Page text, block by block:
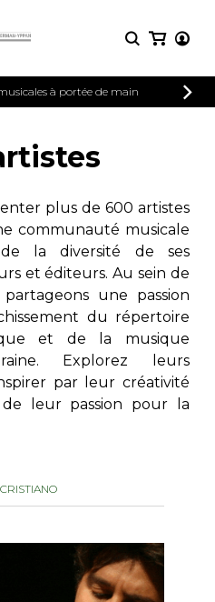
à portée de main
et en
2 guitares
3 guitares
4 guitares
5 guitares et plus
Ensemble de
Orchestre de guitares
Concerto pour
Guitare et un autre
Musique de chambre
plus de 600 artistes
communauté musicale
la diversité de ses
et éditeurs. Au sein de
une passion
du répertoire
et de la musique
Explorez leurs
par leur créativité
leur passion pour la